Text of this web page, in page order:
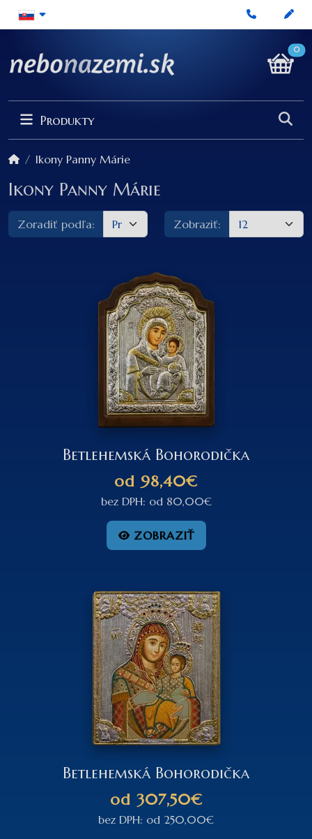
0
Produkty
Ikony Panny Márie
Ikony Panny Márie
Zoradiť podľa: Zobraziť:
Betlehemská Bohorodička
od 98,40€
bez DPH: od 80,00€
ZOBRAZIŤ
Betlehemská Bohorodička
od 307,50€
bez DPH: od 250,00€